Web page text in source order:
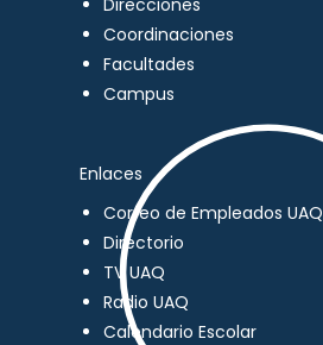
Direcciones
Coordinaciones
Facultades
Campus
Enlaces
Correo de Empleados UAQ
Directorio
TV UAQ
Radio UAQ
Calendario Escolar